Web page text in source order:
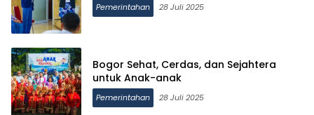
Pemerintahan 28 Juli 2025
Bogor Sehat, Cerdas, dan Sejahtera
untuk Anak-anak
Pemerintahan 28 Juli 2025